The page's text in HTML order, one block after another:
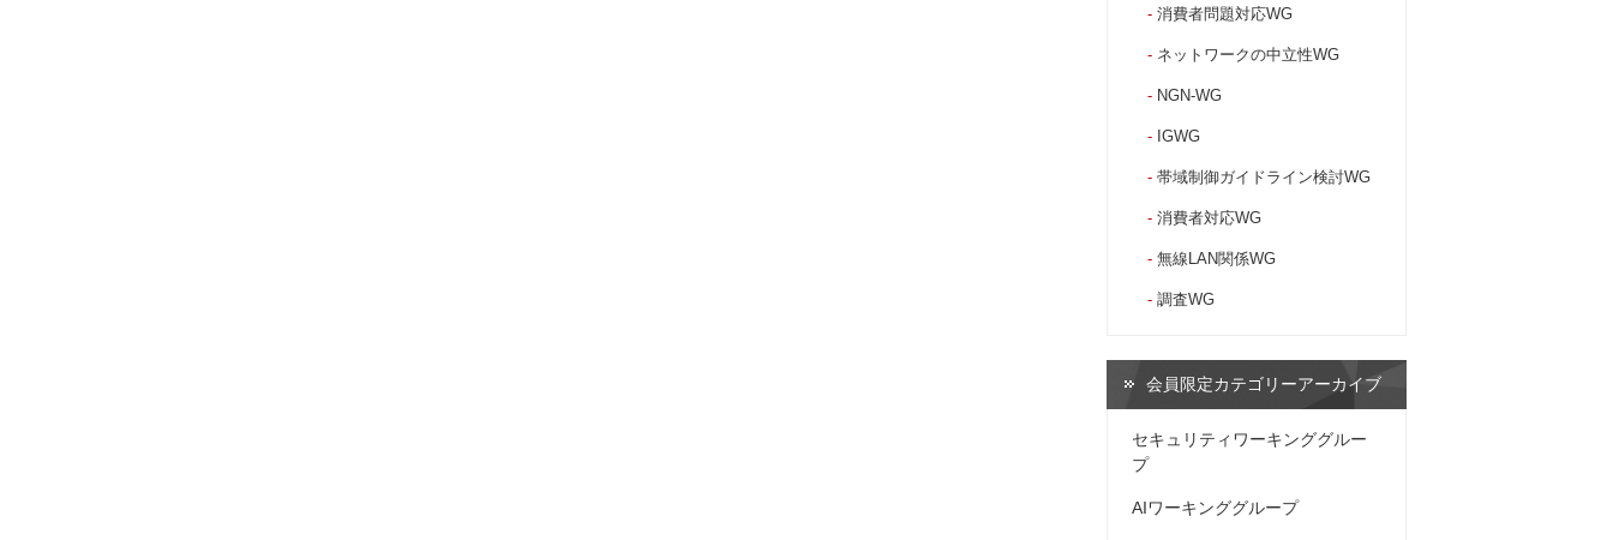
消費者問題対応WG
ネットワークの中立性WG
NGN-WG
IGWG
帯域制御ガイドライン検討WG
消費者対応WG
無線LAN関係WG
調査WG
会員限定カテゴリーアーカイブ
セキュリティワーキンググルー
プ
AIワーキンググループ